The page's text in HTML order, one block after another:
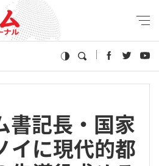
書記長・国家
イに現代的都